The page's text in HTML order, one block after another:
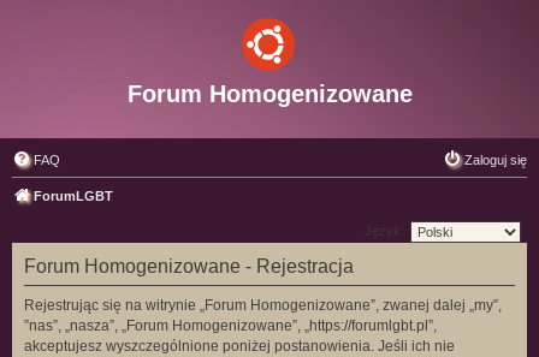
Forum Homogenizowane
FAQ Zaloguj się
ForumLGBT
Język:
Forum Homogenizowane - Rejestracja
Rejestrując się na witrynie „Forum Homogenizowane”, zwanej dalej „my”,
”nas”, „nasza”, „Forum Homogenizowane”, „https://forumlgbt.pl”,
akceptujesz wyszczególnione poniżej postanowienia. Jeśli ich nie